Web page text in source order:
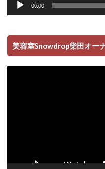
00:00
美容室Snowdrop柴田オー
動